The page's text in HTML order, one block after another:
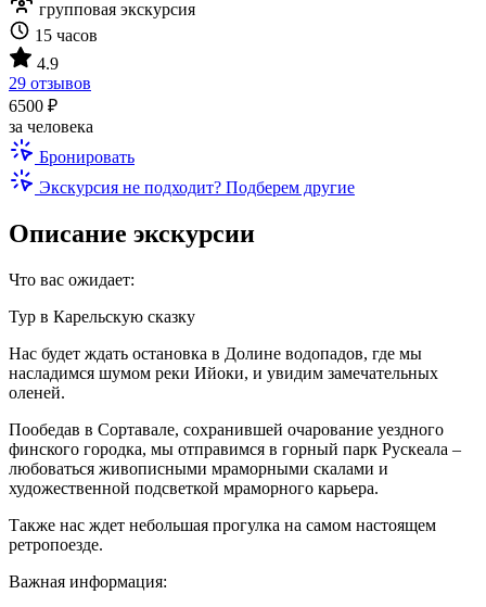
групповая экскурсия
15 часов
4.9
29 отзывов
6500 ₽
за человека
Бронировать
Экскурсия не подходит? Подберем другие
Описание экскурсии
Что вас ожидает:
Тур в Карельскую сказку
Нас будет ждать остановка в Долине водопадов, где мы
насладимся шумом реки Ийоки, и увидим замечательных
оленей.
Пообедав в Сортавале, сохранившей очарование уездного
финского городка, мы отправимся в горный парк Рускеала –
любоваться живописными мраморными скалами и
художественной подсветкой мраморного карьера.
Также нас ждет небольшая прогулка на самом настоящем
ретропоезде.
Важная информация: